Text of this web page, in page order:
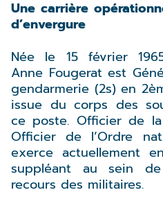
Une carrière
d’envergure
Née le 15 février
Anne Fougerat est
gendarmerie (2s) en
issue du corps des
ce poste. Officier de
Officier de l’Ordre
exerce actuellement
suppléant au sein
recours des militaires.